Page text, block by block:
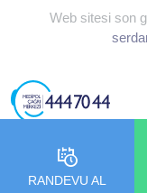
Web sitesi son
RANDEVU AL